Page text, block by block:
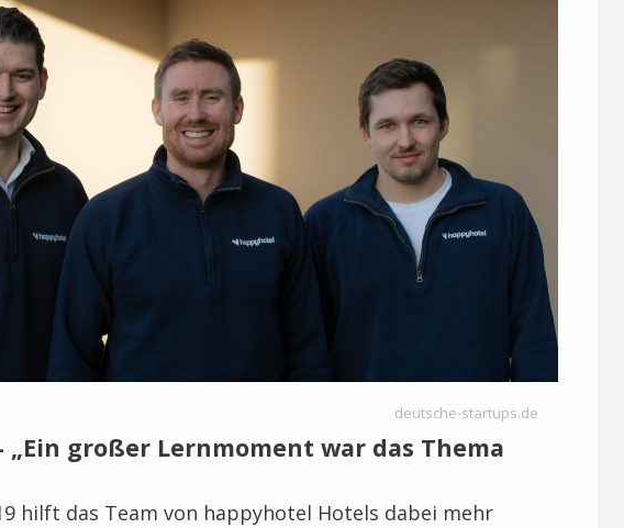
deutsche-startups.de
großer Lernmoment war das Thema
hilft das Team von happyhotel Hotels dabei mehr